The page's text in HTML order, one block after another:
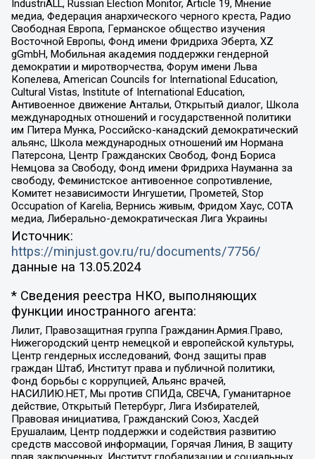
IndustriALL, Russian Election Monitor, Article 19, Мнение
медиа, Федерация анархического черного креста, Радио
Свободная Европа, Германское общество изучения
Восточной Европы, Фонд имени Фридриха Эберта, XZ
gGmbH, Мобильная академия поддержки гендерной
демократии и миротворчества, Форум имени Льва
Копелева, American Councils for International Education,
Cultural Vistas, Institute of International Education,
Антивоенное движение Антальи, Открытый диалог, Школа
международных отношений и государственной политики
им Питера Мунка, Российско-канадский демократический
альянс, Школа международных отношений им Нормана
Патерсона, Центр Гражданских Свобод, Фонд Бориса
Немцова за Свободу, Фонд имени Фридриха Науманна за
свободу, Феминистское антивоенное сопротивление,
Комитет независимости Ингушетии, Прометей, Stop
Occupation of Karelia, Вернись живым, Фридом Хаус, СОТА
медиа, Либерально-демократическая Лига Украины
Источник:
https://minjust.gov.ru/ru/documents/7756/
данные на 13.05.2024
* Сведения реестра НКО, выполняющих
функции иностранного агента:
Лилит, Правозащитная группа Гражданин.Армия.Право,
Нижегородский центр немецкой и европейской культуры,
Центр гендерных исследований, Фонд защиты прав
граждан Штаб, Институт права и публичной политики,
Фонд борьбы с коррупцией, Альянс врачей,
НАСИЛИЮ.НЕТ, Мы против СПИДа, СВЕЧА, Гуманитарное
действие, Открытый Петербург, Лига Избирателей,
Правовая инициатива, Гражданский Союз, Хасдей
Ерушалаим, Центр поддержки и содействия развитию
средств массовой информации, Горячая Линия, В защиту